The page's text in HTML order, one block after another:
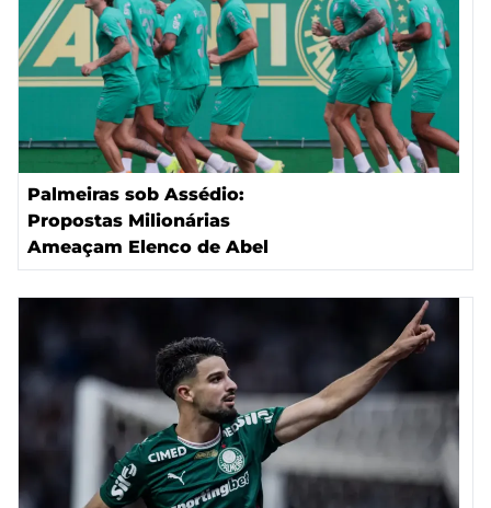
Palmeiras sob Assédio:
Propostas Milionárias
Ameaçam Elenco de Abel